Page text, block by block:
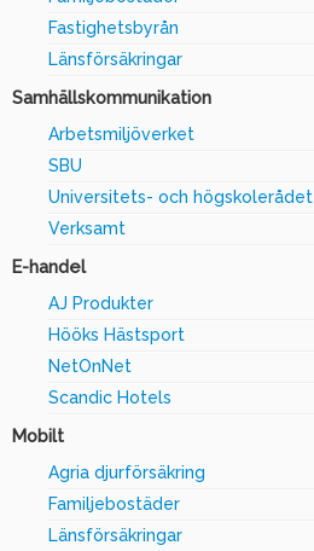
Fastighetsbyrån
Länsförsäkringar
Samhällskommunikation
Arbetsmiljöverket
SBU
Universitets- och högskolerådet
Verksamt
E-handel
AJ Produkter
Hööks Hästsport
NetOnNet
Scandic Hotels
Mobilt
Agria djurförsäkring
Familjebostäder
Länsförsäkringar